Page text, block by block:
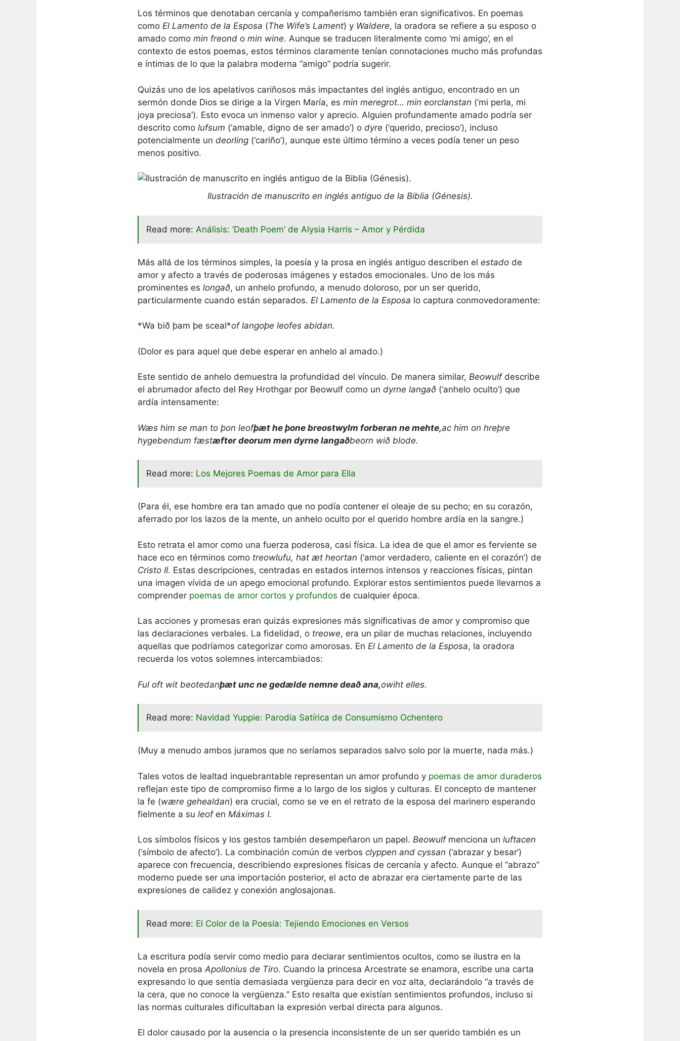
Los términos que denotaban cercanía y compañerismo también eran significativos. En poemas
como El Lamento de la Esposa (The Wife’s Lament) y Waldere, la oradora se refiere a su esposo o
amado como min freond o min wine. Aunque se traducen literalmente como ‘mi amigo’, en el
contexto de estos poemas, estos términos claramente tenían connotaciones mucho más profundas
e íntimas de lo que la palabra moderna “amigo” podría sugerir.
Quizás uno de los apelativos cariñosos más impactantes del inglés antiguo, encontrado en un
sermón donde Dios se dirige a la Virgen María, es min meregrot… min eorclanstan (‘mi perla, mi
joya preciosa’). Esto evoca un inmenso valor y aprecio. Alguien profundamente amado podría ser
descrito como lufsum (‘amable, digno de ser amado’) o dyre (‘querido, precioso’), incluso
potencialmente un deorling (‘cariño’), aunque este último término a veces podía tener un peso
menos positivo.
Ilustración de manuscrito en inglés antiguo de la Biblia (Génesis).
Read more: Análisis: ‘Death Poem’ de Alysia Harris – Amor y Pérdida
Más allá de los términos simples, la poesía y la prosa en inglés antiguo describen el estado de
amor y afecto a través de poderosas imágenes y estados emocionales. Uno de los más
prominentes es longað, un anhelo profundo, a menudo doloroso, por un ser querido,
particularmente cuando están separados. El Lamento de la Esposa lo captura conmovedoramente:
*Wa bið þam þe sceal*of langoþe leofes abidan.
(Dolor es para aquel que debe esperar en anhelo al amado.)
Este sentido de anhelo demuestra la profundidad del vínculo. De manera similar, Beowulfdescribe
el abrumador afecto del Rey Hrothgar por Beowulf como un dyrne langað (‘anhelo oculto’) que
ardía intensamente:
Wæs him se man to þon leofþæt he þone breostwylm forberan ne mehte,ac him on hreþre
hygebendum fæstæfter deorum men dyrne langaðbeorn wið blode.
Read more: Los Mejores Poemas de Amor para Ella
(Para él, ese hombre era tan amado que no podía contener el oleaje de su pecho; en su corazón,
aferrado por los lazos de la mente, un anhelo oculto por el querido hombre ardía en la sangre.)
Esto retrata el amor como una fuerza poderosa, casi física. La idea de que el amor es ferviente se
hace eco en términos como treowlufu, hat æt heortan (‘amor verdadero, caliente en el corazón’) de
Cristo II. Estas descripciones, centradas en estados internos intensos y reacciones físicas, pintan
una imagen vívida de un apego emocional profundo. Explorar estos sentimientos puede llevarnos a
comprender poemas de amor cortos y profundos de cualquier época.
Las acciones y promesas eran quizás expresiones más significativas de amor y compromiso que
las declaraciones verbales. La fidelidad, o treowe, era un pilar de muchas relaciones, incluyendo
aquellas que podríamos categorizar como amorosas. En El Lamento de la Esposa, la oradora
recuerda los votos solemnes intercambiados:
Ful oft wit beotedanþæt unc ne gedælde nemne deað ana,owiht elles.
Read more: Navidad Yuppie: Parodia Satírica de Consumismo Ochentero
(Muy a menudo ambos juramos que no seríamos separados salvo solo por la muerte, nada más.)
Tales votos de lealtad inquebrantable representan un amor profundo y poemas de amor duraderos
reflejan este tipo de compromiso firme a lo largo de los siglos y culturas. El concepto de mantener
la fe (wære gehealdan) era crucial, como se ve en el retrato de la esposa del marinero esperando
fielmente a su leofen Máximas I.
Los símbolos físicos y los gestos también desempeñaron un papel. Beowulfmenciona un luftacen
(‘símbolo de afecto’). La combinación común de verbos clyppen and cyssan (‘abrazar y besar’)
aparece con frecuencia, describiendo expresiones físicas de cercanía y afecto. Aunque el “abrazo”
moderno puede ser una importación posterior, el acto de abrazar era ciertamente parte de las
expresiones de calidez y conexión anglosajonas.
Read more: El Color de la Poesía: Tejiendo Emociones en Versos
La escritura podía servir como medio para declarar sentimientos ocultos, como se ilustra en la
novela en prosa Apollonius de Tiro. Cuando la princesa Arcestrate se enamora, escribe una carta
expresando lo que sentía demasiada vergüenza para decir en voz alta, declarándolo “a través de
la cera, que no conoce la vergüenza.” Esto resalta que existían sentimientos profundos, incluso si
las normas culturales dificultaban la expresión verbal directa para algunos.
El dolor causado por la ausencia o la presencia inconsistente de un ser querido también es un